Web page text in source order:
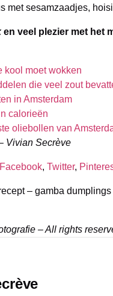
met sesamzaadjes,
en veel plezier met het
kool moet wokken
die veel zout
in Amsterdam
calorieën
oliebollen van
Vivian Secrève
Facebook, Twitter,
– gamba
– All rights